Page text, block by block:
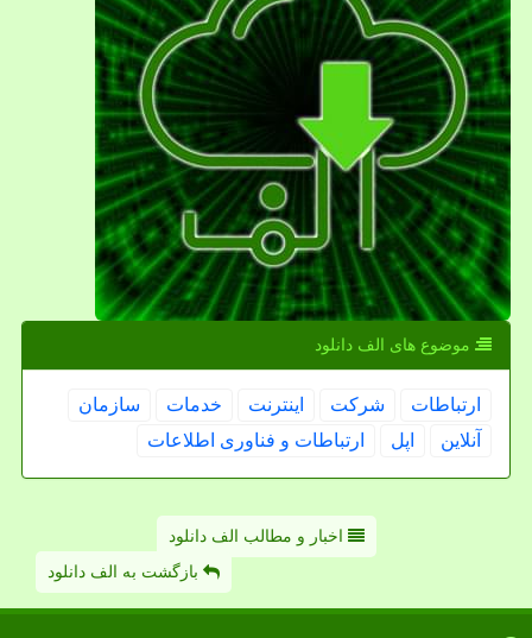
موضوع های الف دانلود
ارتباطات شركت اینترنت خدمات
سازمان
آنلاین
اپل ارتباطات و فناوری اطلاعات
اخبار و مطالب الف دانلود
بازگشت به الف دانلود